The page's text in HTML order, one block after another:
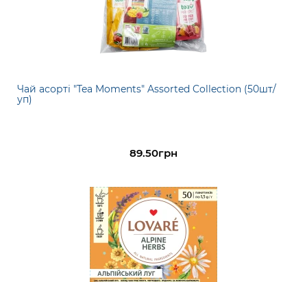
Чай асорті "Tea Moments" Assorted Collection (50шт/
уп)
89.50грн